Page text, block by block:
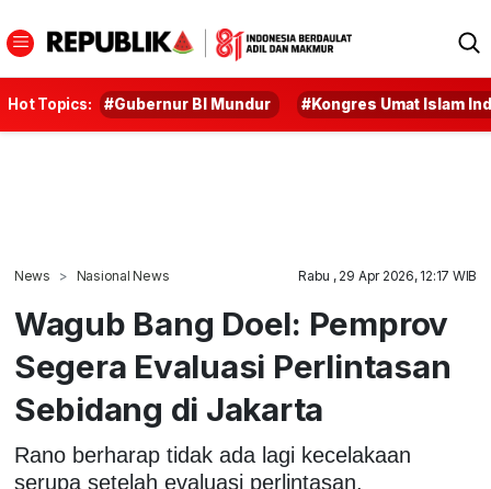
Hot Topics: #Gubernur BI Mundur #Kongres Umat Islam
News Nasional News Rabu , 29 Apr 2026, 12:17 WIB
Wagub Bang Doel: Pemprov
Segera Evaluasi Perlintasan
Sebidang di Jakarta
Rano berharap tidak ada lagi kecelakaan
serupa setelah evaluasi perlintasan.